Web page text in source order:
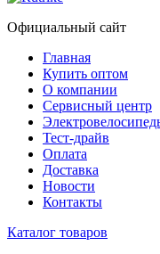
Официальный сайт
Главная
Купить оптом
О компании
Сервисный центр
Тест-драйв
Оплата
Доставка
Новости
Контакты
Каталог товаров